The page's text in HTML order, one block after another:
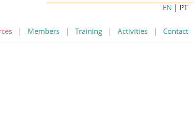
| Members | Training | Activities | Contact
EN | PT